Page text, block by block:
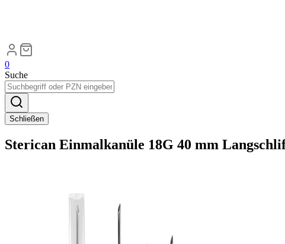
0
Suche
Schließen
Sterican Einmalkanüle 18G 40 mm